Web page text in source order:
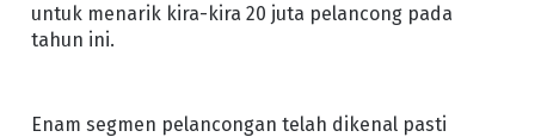
untuk menarik kira-kira 20 juta pelancong pada
tahun ini.
Enam segmen pelancongan telah dikenal pasti